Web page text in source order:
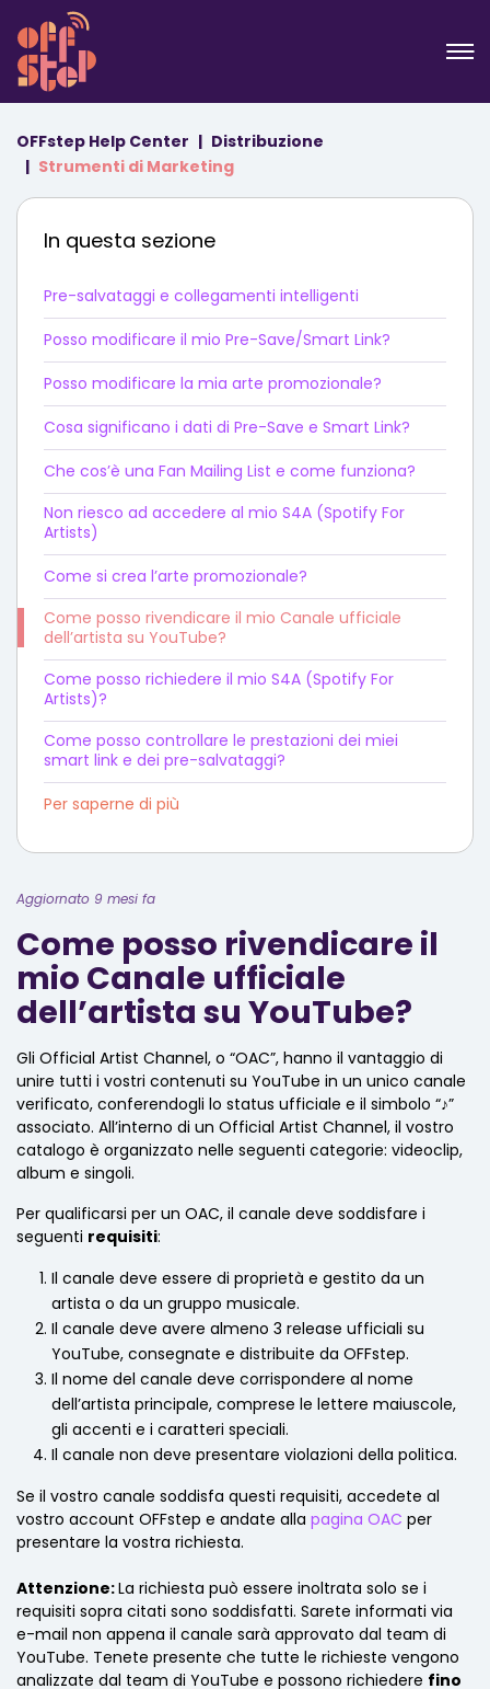
OFFstep Help Center
Distribuzione
Strumenti di Marketing
In questa sezione
Pre-salvataggi e collegamenti intelligenti
Posso modificare il mio Pre-Save/Smart Link?
Posso modificare la mia arte promozionale?
Cosa significano i dati di Pre-Save e Smart Link?
Che cos’è una Fan Mailing List e come funziona?
Non riesco ad accedere al mio S4A (Spotify For
Artists)
Come si crea l’arte promozionale?
Come posso rivendicare il mio Canale ufficiale
dell’artista su YouTube?
Come posso richiedere il mio S4A (Spotify For
Artists)?
Come posso controllare le prestazioni dei miei
smart link e dei pre-salvataggi?
Per saperne di più
Aggiornato 9 mesi fa
Come posso rivendicare il
mio Canale ufficiale
dell’artista su YouTube?
Gli Official Artist Channel, o “OAC”, hanno il vantaggio di
unire tutti i vostri contenuti su YouTube in un unico canale
verificato, conferendogli lo status ufficiale e il simbolo “♪”
associato. All’interno di un Official Artist Channel, il vostro
catalogo è organizzato nelle seguenti categorie: videoclip,
album e singoli.
Per qualificarsi per un OAC, il canale deve soddisfare i
seguenti requisiti:
Il canale deve essere di proprietà e gestito da un
artista o da un gruppo musicale.
Il canale deve avere almeno 3 release ufficiali su
YouTube, consegnate e distribuite da OFFstep.
Il nome del canale deve corrispondere al nome
dell’artista principale, comprese le lettere maiuscole,
gli accenti e i caratteri speciali.
Il canale non deve presentare violazioni della politica.
Se il vostro canale soddisfa questi requisiti, accedete al
vostro account OFFstep e andate alla pagina OAC per
presentare la vostra richiesta.
Attenzione:La richiesta può essere inoltrata solo se i
requisiti sopra citati sono soddisfatti. Sarete informati via
e-mail non appena il canale sarà approvato dal team di
YouTube. Tenete presente che tutte le richieste vengono
analizzate dal team di YouTube e possono richiedere fino